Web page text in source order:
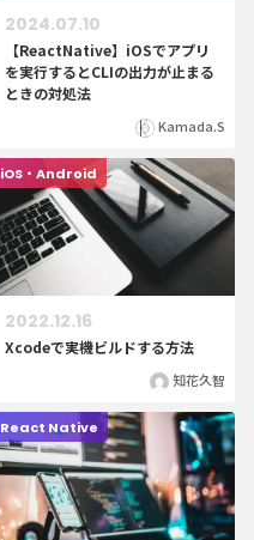
【ReactNative】iOSでアプリ
を実行するとCLIの出力が止まる
ときの対処法
2024.07.10
Kamada.S
iOS・Android
Xcodeで実機ビルドする方法
2022.12.16
知花久智
React Native